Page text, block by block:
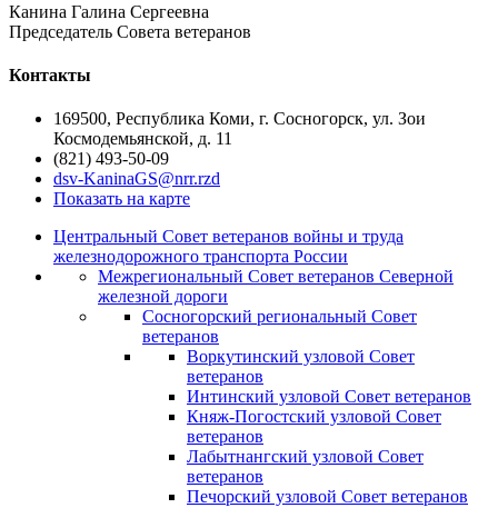
Канина Галина Сергеевна
Председатель Совета ветеранов
Контакты
169500, Республика Коми, г. Сосногорск, ул. Зои
Космодемьянской, д. 11
(821) 493-50-09
dsv-KaninaGS@nrr.rzd
Показать на карте
Центральный Совет ветеранов войны и труда
железнодорожного транспорта России
Межрегиональный Совет ветеранов Северной
железной дороги
Сосногорский региональный Совет
ветеранов
Воркутинский узловой Совет
ветеранов
Интинский узловой Совет ветеранов
Княж-Погостский узловой Совет
ветеранов
Лабытнангский узловой Совет
ветеранов
Печорский узловой Совет ветеранов